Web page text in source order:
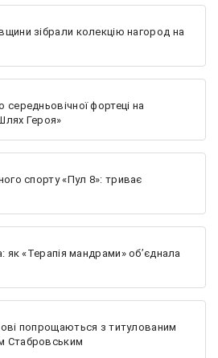
зібрали колекцію нагород на
фортеці на
Героя»
спорту «Пул 8»: триває
як «Терапія мандрами» об’єднала
попрощаються з титулованим
Стабровським